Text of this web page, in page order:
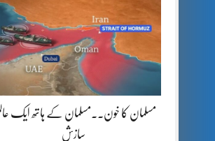
مسلمان کا خون۔۔مسلمان کے ہاتھ ایک
سازش